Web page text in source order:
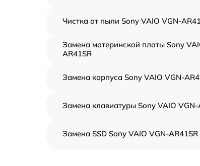
Чистка от пыли Sony VAIO VGN-
Замена материнской платы Sony
AR41SR
Замена корпуса Sony VAIO VGN-
Замена клавиатуры Sony VAIO VGN-
Замена SSD Sony VAIO VGN-AR41SR